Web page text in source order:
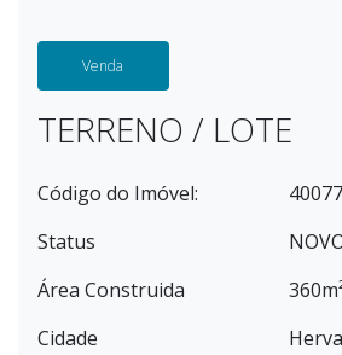
Venda
TERRENO / LOTE
Código do Imóvel:
Status
Área Construida
Cidade